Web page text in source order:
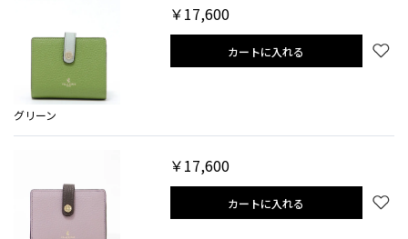
グリーン
￥17,600
カートに入れる
￥17,600
カートに入れる